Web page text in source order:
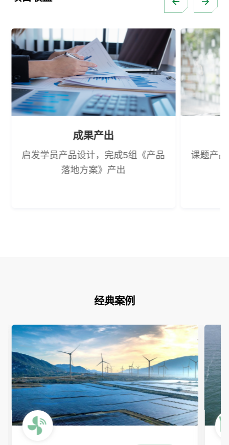
成果产出
启发学员产品设计，完成5组《产品
落地方案》产出
课题产
经典案例